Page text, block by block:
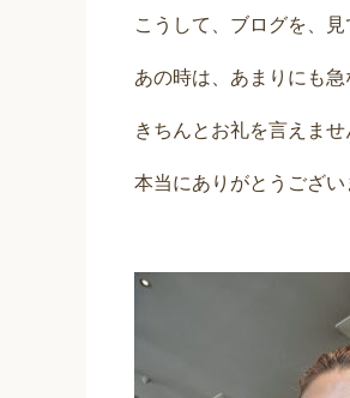
こうして、ブログを、
あの時は、あまりにも
きちんとお礼を言えま
本当にありがとうござい